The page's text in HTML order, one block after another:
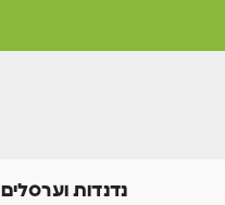
נדנדות וערסלים